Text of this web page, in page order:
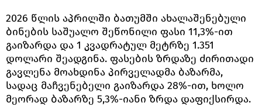
2026 წლის აპრილში ბათუმში ახალაშენებული
ბინების საშუალო შეწონილი ფასი 11,3%-ით
გაიზარდა და 1 კვადრატულ მეტრზე 1.351
დოლარი შეადგინა. ფასების ზრდაზე ძირითადი
გავლენა მოახდინა პირველადმა ბაზარმა,
სადაც მაჩვენებელი გაიზარდა 28%-ით, ხოლო
მეორად ბაზარზე 5,3%-იანი ზრდა დაფიქსირდა.